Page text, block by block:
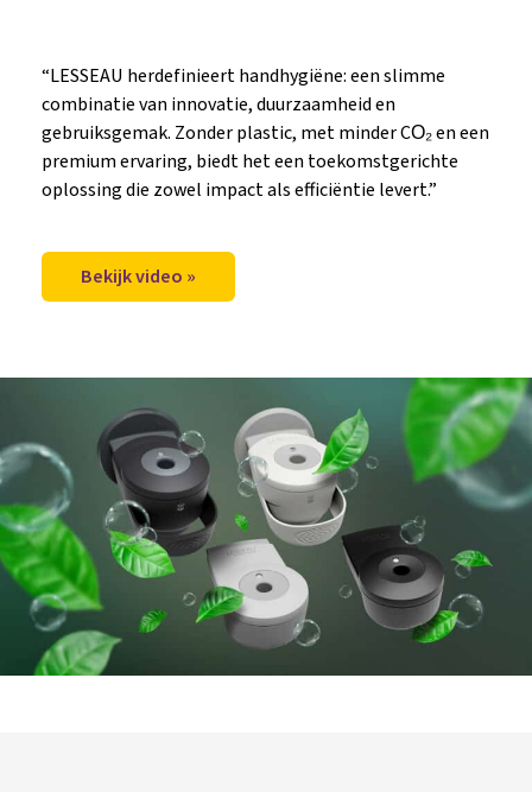
“LESSEAU herdefinieert handhygiëne: een slimme
combinatie van innovatie, duurzaamheid en
gebruiksgemak. Zonder plastic, met minder CO₂ en een
premium ervaring, biedt het een toekomstgerichte
oplossing die zowel impact als efficiëntie levert.”
Bekijk video »